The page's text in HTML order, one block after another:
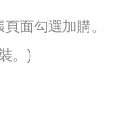
面勾選加購。
。)